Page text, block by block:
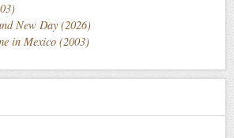
New Day (2026)
in Mexico (2003)